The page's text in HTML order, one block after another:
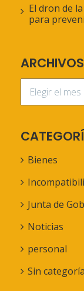
El dron de
para
ARCHIVOS
Bienes
Junta de
Noticias
personal
Sin categoría